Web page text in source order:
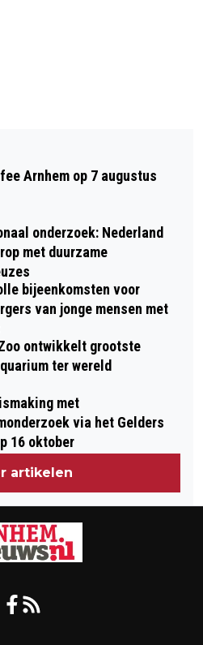
VOOR
ONLINE
IN DE
Arnhem op 7 augustus
onderzoek: Nederland
met duurzame
bijeenkomsten voor
van jonge mensen met
ontwikkelt grootste
ter wereld
met
via het Gelders
16 oktober
artikelen